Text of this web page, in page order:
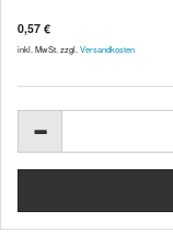
0,57 €
inkl. MwSt. zzgl. Versandkosten